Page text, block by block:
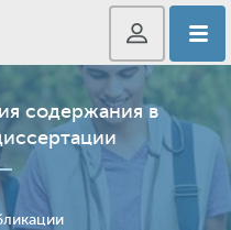
содержания в